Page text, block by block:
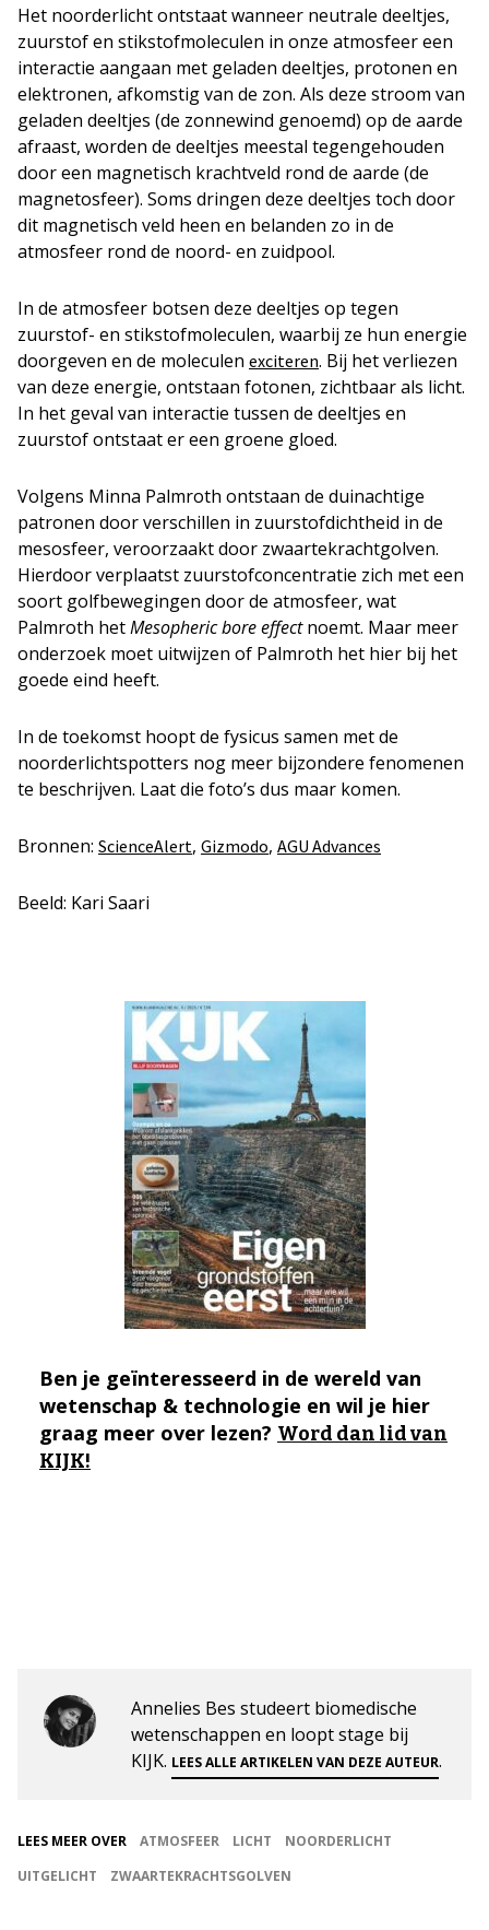
Het noorderlicht ontstaat wanneer neutrale deeltjes,
zuurstof en stikstofmoleculen in onze atmosfeer een
interactie aangaan met geladen deeltjes, protonen en
elektronen, afkomstig van de zon. Als deze stroom van
geladen deeltjes (de zonnewind genoemd) op de aarde
afraast, worden de deeltjes meestal tegengehouden
door een magnetisch krachtveld rond de aarde (de
magnetosfeer). Soms dringen deze deeltjes toch door
dit magnetisch veld heen en belanden zo in de
atmosfeer rond de noord- en zuidpool.
In de atmosfeer botsen deze deeltjes op tegen
zuurstof- en stikstofmoleculen, waarbij ze hun energie
doorgeven en de moleculen exciteren. Bij het verliezen
van deze energie, ontstaan fotonen, zichtbaar als licht.
In het geval van interactie tussen de deeltjes en
zuurstof ontstaat er een groene gloed.
Volgens Minna Palmroth ontstaan de duinachtige
patronen door verschillen in zuurstofdichtheid in de
mesosfeer, veroorzaakt door zwaartekrachtgolven.
Hierdoor verplaatst zuurstofconcentratie zich met een
soort golfbewegingen door de atmosfeer, wat
Palmroth hetMesopheric bore effectnoemt. Maar meer
onderzoek moet uitwijzen of Palmroth het hier bij het
goede eind heeft.
In de toekomst hoopt de fysicus samen met de
noorderlichtspotters nog meer bijzondere fenomenen
te beschrijven. Laat die foto’s dus maar komen.
Bronnen: ScienceAlert, Gizmodo, AGU Advances
Beeld: Kari Saari
Ben je geïnteresseerd in de wereld van
wetenschap & technologie en wil je hier
graag meer over lezen? Word dan lid van
KIJK!
Annelies Bes studeert biomedische
wetenschappen en loopt stage bij
KIJK. LEES ALLE ARTIKELEN VAN DEZE AUTEUR.
LEES MEER OVER ATMOSFEER LICHT
NOORDERLICHT
UITGELICHT
ZWAARTEKRACHTSGOLVEN